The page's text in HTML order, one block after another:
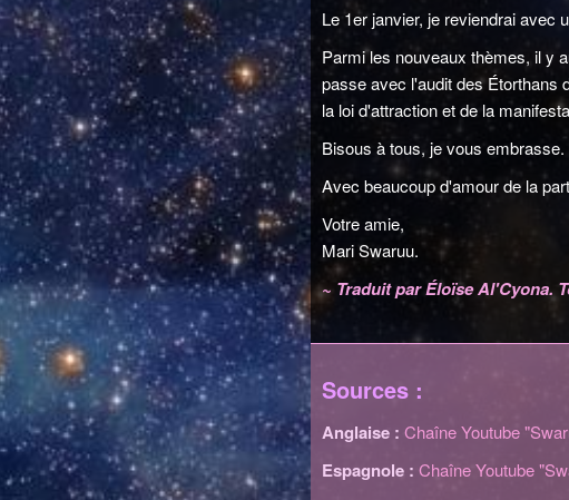
Le 1er janvier, je reviendrai avec
Parmi les nouveaux thèmes, il y
passe avec l'audit des Étorthans
la loi d'attraction et de la
Bisous à tous, je vous embrasse.
Avec beaucoup d'amour de la
Votre amie,
Mari Swaruu.
~ Traduit par Éloïse Al'Cyona.
Sources :
Anglaise : Chaîne Youtube
Espagnole : Chaîne Youtube